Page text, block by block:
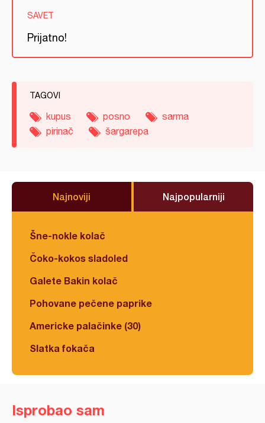
SAVET
Prijatno!
TAGOVI
kupus posno
sarma
pirinač
šargarepa
Najnoviji Najpopularniji
Šne-nokle kolač
Čoko-kokos sladoled
Galete Bakin kolač
Pohovane pečene paprike
Americke palačinke (30)
Slatka fokača
Isprobao sam